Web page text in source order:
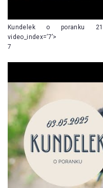
Kundelek o poranku
video_index=’7’>
7